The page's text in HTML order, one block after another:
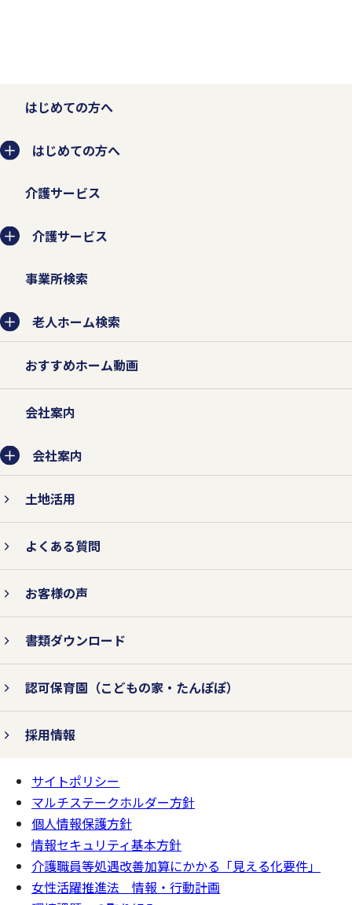
はじめての方へ
はじめての方へ
介護サービス
介護サービス
事業所検索
老人ホーム検索
おすすめホーム動画
会社案内
会社案内
土地活用
よくある質問
お客様の声
書類ダウンロード
認可保育園 （こどもの家・たんぽぽ）
採用情報
ページの
一番上へ
サイトポリシー
マルチステークホルダー方針
個人情報保護方針
情報セキュリティ基本方針
介護職員等処遇改善加算にかかる「見える化要件」
女性活躍推進法 情報・行動計画